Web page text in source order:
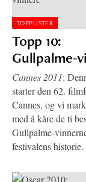
TOPPLISTER
Topp 10:
Gullpalme-
Cannes 2011:
starter den 62.
Cannes, og vi
med å kåre de ti
Gullpalme-
festivalens historie.